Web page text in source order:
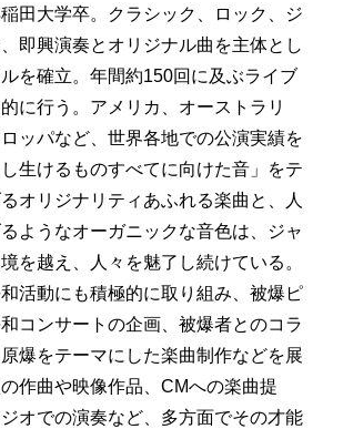
田大学卒。クラシック、ロック、ジ
即興演奏とオリジナル曲を主体とし
を確立。年間約150回に及ぶライブ
に行う。アメリカ、オーストラリ
ッパなど、世界各地での公演実績を
生けるものすべてに向けた音」をテ
オリジナリティあふれる楽曲と、人
ようなオーガニックな音色は、ジャ
を越え、人々を魅了し続けている。
活動にも積極的に取り組み、被爆ピ
コンサートの企画、被爆者とのコラ
爆をテーマにした楽曲制作などを展
作曲や映像作品、CMへの楽曲提
オでの演奏など、多方面でその才能